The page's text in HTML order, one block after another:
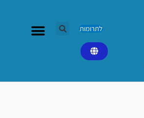
לתרומות